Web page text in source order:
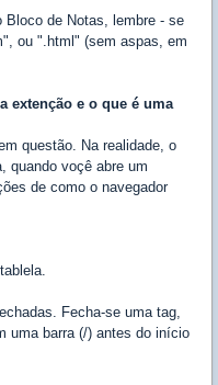
Bloco de Notas, lembre - se
ou ".html" (sem aspas, em
extenção e o que é uma
questão. Na realidade, o
quando voçê abre um
de como o navegador
Fecha-se uma tag,
uma barra (/) antes do início